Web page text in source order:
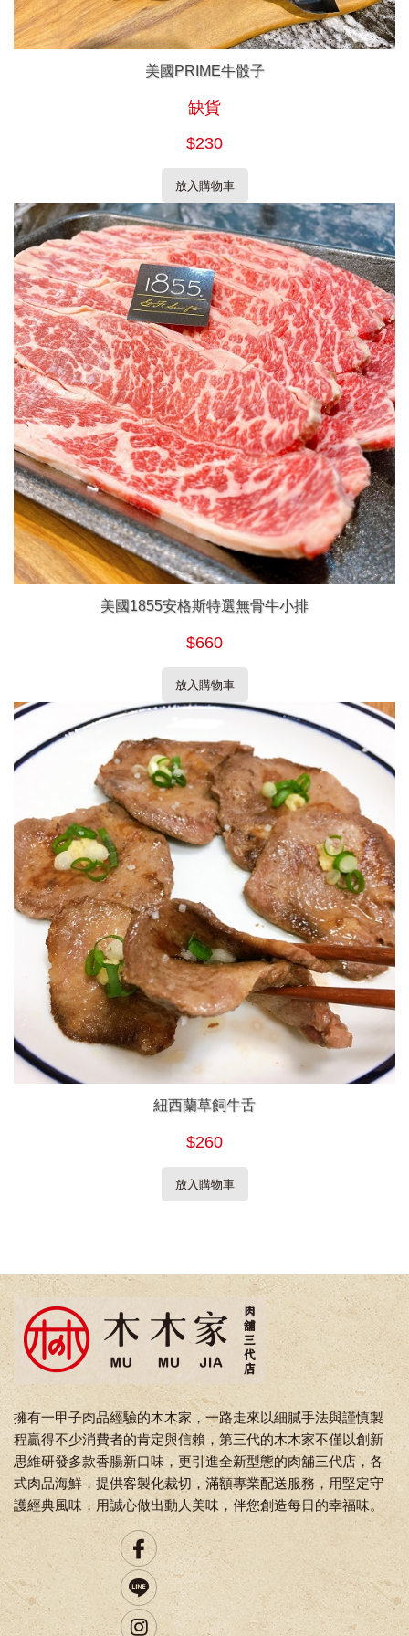
美國PRIME牛骰子
缺貨
$230
放入購物車
美國1855安格斯特選無骨牛小排
$660
放入購物車
紐西蘭草飼牛舌
$260
放入購物車
擁有一甲子肉品經驗的木木家，一路走來以細膩手法與謹慎製
程贏得不少消費者的肯定與信賴，第三代的木木家不僅以創新
思維研發多款香腸新口味，更引進全新型態的肉舖三代店，各
式肉品海鮮，提供客製化裁切，滿額專業配送服務，用堅定守
護經典風味，用誠心做出動人美味，伴您創造每日的幸福味。